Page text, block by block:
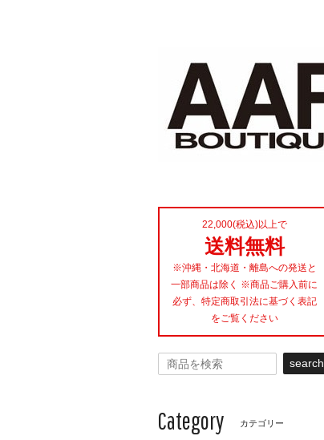
22,000(税込)以上で
送料無料
※沖縄・北海道・離島への発送と
一部商品は除く ※商品ご購入前に
必ず、特定商取引法に基づく表記
をご覧ください
search
Category カテゴリー